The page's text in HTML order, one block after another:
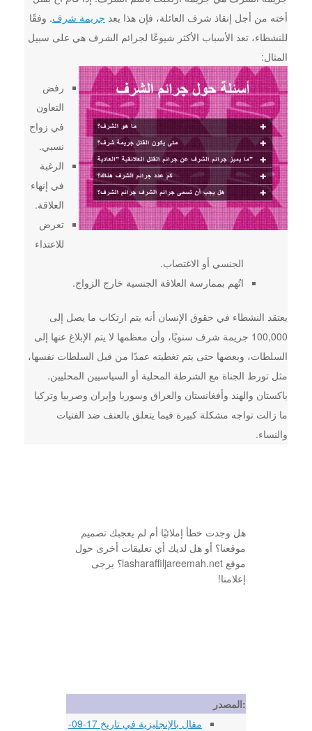
أخته من أجل إنقاذ شرف العائلة، فإن هذا يعد جريمة شرف. وفقًا
للنشطاء، تعد الأسباب الأكثر شيوعًا لجرائم الشرف هي على سبيل
المثال:
رفض
التعاون
في زواج
نسبي.
الرغبة
في إنهاء
العلاقة.
تعرض
للاعتداء
الجنسي أو الاغتصاب.
اتُهم بممارسة العلاقة الجنسية خارج الزواج.
يعتقد النشطاء في حقوق الإنسان أنه يتم ارتكاب ما يصل إلى
100,000 جريمة شرف سنويًا، وأن معظمها لا يتم الإبلاغ عنها إلى
السلطات، وبعضها حتى يتم تغطيته عمدًا من قبل السلطات نفسها،
مثل تورط الجناة مع الشرطة المحلية أو السياسيين المحليين.
باكستان والهند وأفغانستان والعراق وسوريا وإيران وصربيا وتركيا
ما زالت تواجه مشكلة كبيرة فيما يتعلق بالعنف ضد الفتيات
والنساء.
هل وجدت خطأ إملائيًا أم لم يعجبك تصميم
موقعنا؟ أو هل لديك أي تعليقات أخرى حول
موقع lasharaffiljareemah.net؟ يرجى
إعلامنا!
المصدر:
مقال بالإنجليزية في تاريخ 17-09-